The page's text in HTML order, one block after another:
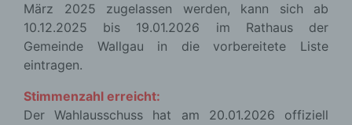
März 2025 zugelassen werden, kann sich ab
10.12.2025 bis 19.01.2026 im Rathaus der
Gemeinde Wallgau in die vorbereitete Liste
eintragen.
Stimmenzahl erreicht:
Der Wahlausschuss hat am 20.01.2026 offiziell